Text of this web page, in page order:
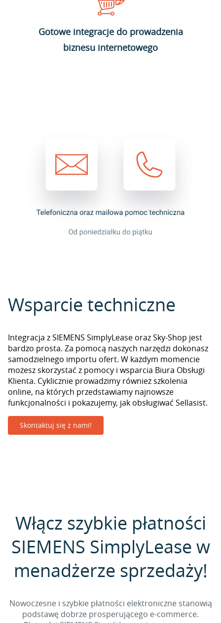
Gotowe integracje do prowadzenia
biznesu internetowego
Wsparcie techniczne
Integracja z SIEMENS SimplyLease oraz Sky-Shop jest
bardzo prosta. Za pomocą naszych narzędzi dokonasz
samodzielnego importu ofert. W każdym momencie
możesz skorzystać z pomocy i wsparcia Biura Obsługi
Klienta. Cyklicznie prowadzimy również szkolenia
online, na których przedstawiamy najnowsze
funkcjonalności i pokazujemy, jak obsługiwać Sellasist.
Skontaktuj się z nami!
Włącz szybkie płatności
SIEMENS SimplyLease w
menadżerze sprzedaży!
Nowoczesne i szybkie płatności elektroniczne stanowią
podstawę dobrze prosperującego e-commerce.